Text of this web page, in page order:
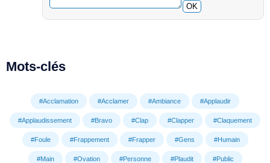
OK
Mots-clés
#Acclamation #Acclamer #Ambiance #Applaudir
#Applaudissement #Bravo #Clap #Clapper #Claquement
#Foule #Frappement #Frapper #Gens #Humain
#Main #Ovation #Personne #Plaudit #Public